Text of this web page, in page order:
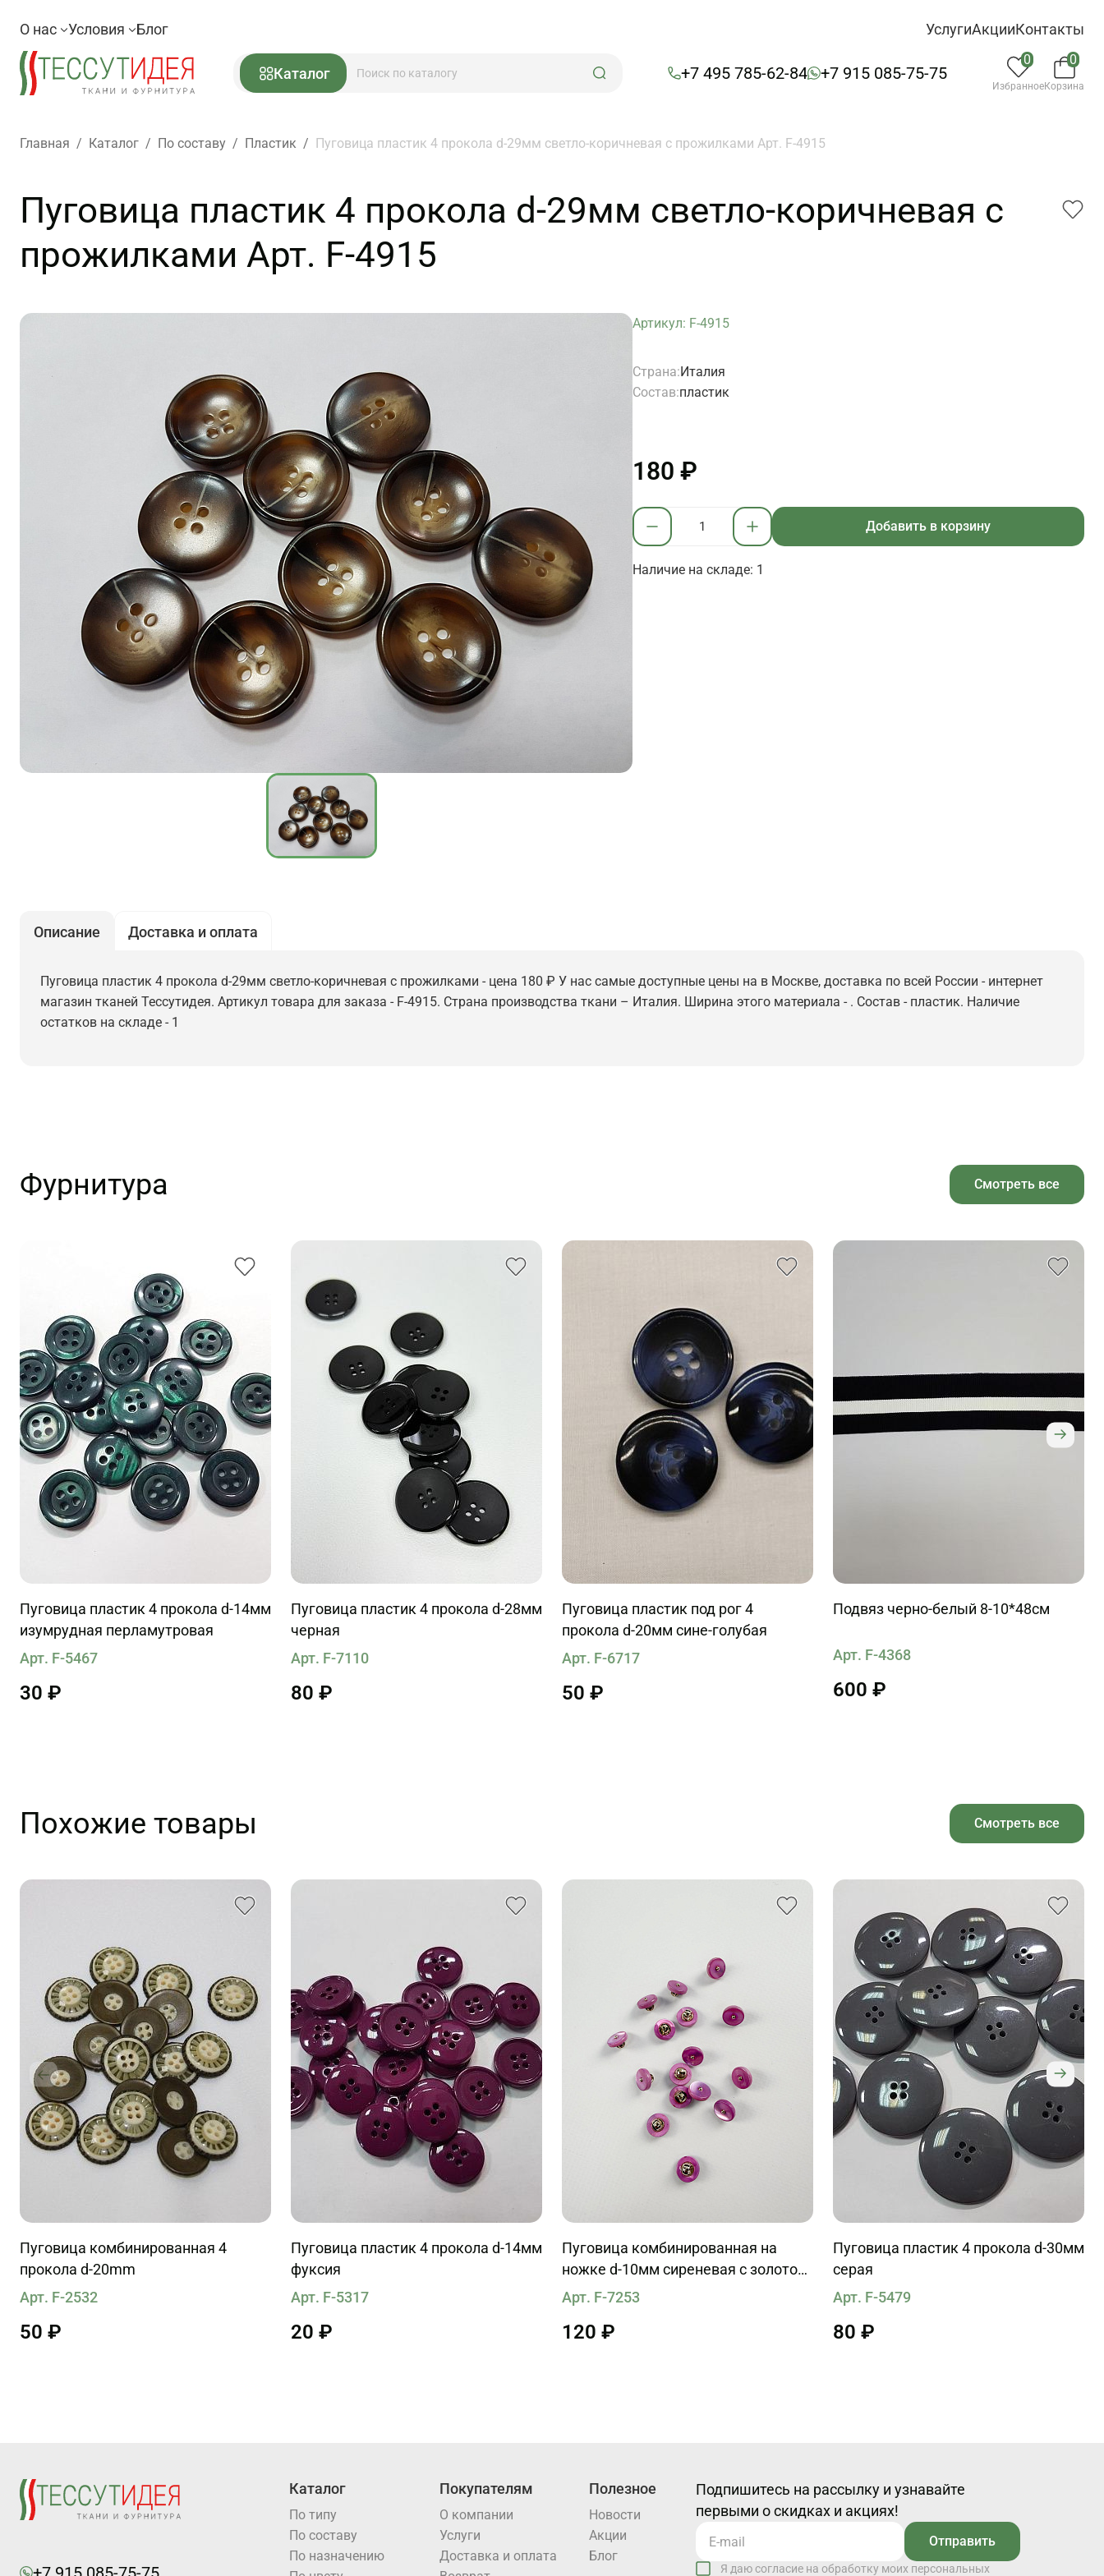
О нас Условия Блог УслугиАкцииКонтакты
Каталог +7 495 785-62-84 +7 915 085-75-75
0
Избранное
0
Корзина
Главная / Каталог / По составу / Пластик / Пуговица пластик 4 прокола d-29мм светло-коричневая с прожилками Арт. F-4915
Пуговица пластик 4 прокола d-29мм светло-коричневая с
прожилками Арт. F-4915
Артикул: F-4915
Страна:Италия
Состав:пластик
180 ₽
Добавить в корзину
Наличие на складе: 1
Описание Доставка и оплата
Пуговица пластик 4 прокола d-29мм светло-коричневая с прожилками - цена 180 ₽ У нас самые доступные цены на в Москве, доставка по всей России - интернет
магазин тканей Тессутидея. Артикул товара для заказа - F-4915. Страна производства ткани – Италия. Ширина этого материала - . Состав - пластик. Наличие
остатков на складе - 1
Фурнитура Смотреть все
Пуговица пластик 4 прокола d-14мм
изумрудная перламутровая
Арт. F-5467
30 ₽
Пуговица пластик 4 прокола d-28мм
черная
Арт. F-7110
80 ₽
Пуговица пластик под рог 4
прокола d-20мм сине-голубая
Арт. F-6717
50 ₽
Подвяз черно-белый 8-10*48см
Арт. F-4368
600 ₽
Похожие товары Смотреть все
Пуговица комбинированная 4
прокола d-20mm
Арт. F-2532
50 ₽
Пуговица пластик 4 прокола d-14мм
фуксия
Арт. F-5317
20 ₽
Пуговица комбинированная на
ножке d-10мм сиреневая с золотой
вставкой
Арт. F-7253
120 ₽
Пуговица пластик 4 прокола d-30мм
серая
Арт. F-5479
80 ₽
Каталог
По типу
По составу
По назначению
Покупателям
О компании
Услуги
Доставка и оплата
Полезное
Новости
Акции
Блог
Подпишитесь на рассылку и узнавайте
первыми о скидках и акциях!
Отправить
Я даю согласие на обработку моих персональных